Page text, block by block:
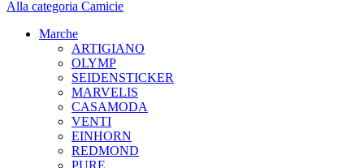
Alla categoria Camicie
Marche
ARTIGIANO
OLYMP
SEIDENSTICKER
MARVELIS
CASAMODA
VENTI
EINHORN
REDMOND
PURE